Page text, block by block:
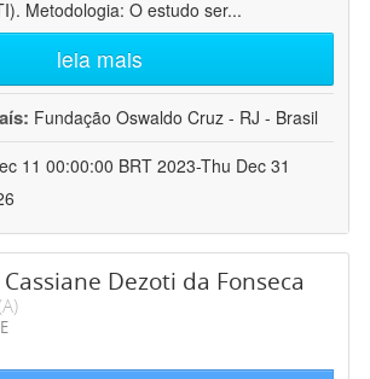
Metodologia: O estudo ser...
leia mais
Fundação Oswaldo Cruz - RJ - Brasil
11 00:00:00 BRT 2023-Thu Dec 31
Cassiane Dezoti da Fonseca